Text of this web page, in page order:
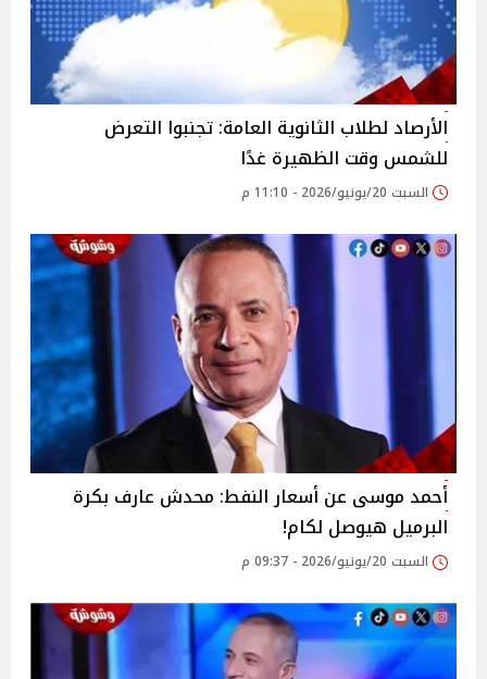
الأرصاد لطلاب الثانوية العامة: تجنبوا التعرض
للشمس وقت الظهيرة غدًا
السبت 20/يونيو/2026 - 11:10 م
أحمد موسى عن أسعار النفط: محدش عارف بكرة
البرميل هيوصل لكام!
السبت 20/يونيو/2026 - 09:37 م